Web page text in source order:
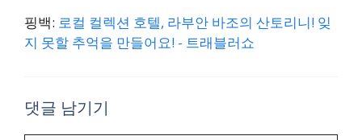
핑백: 로컬 컬렉션 호텔, 라부안 바조의 산토리니! 잊
지 못할 추억을 만들어요! - 트래블러쇼
댓글 남기기